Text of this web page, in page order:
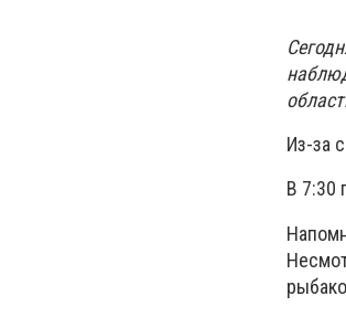
Из-за
В 7:30